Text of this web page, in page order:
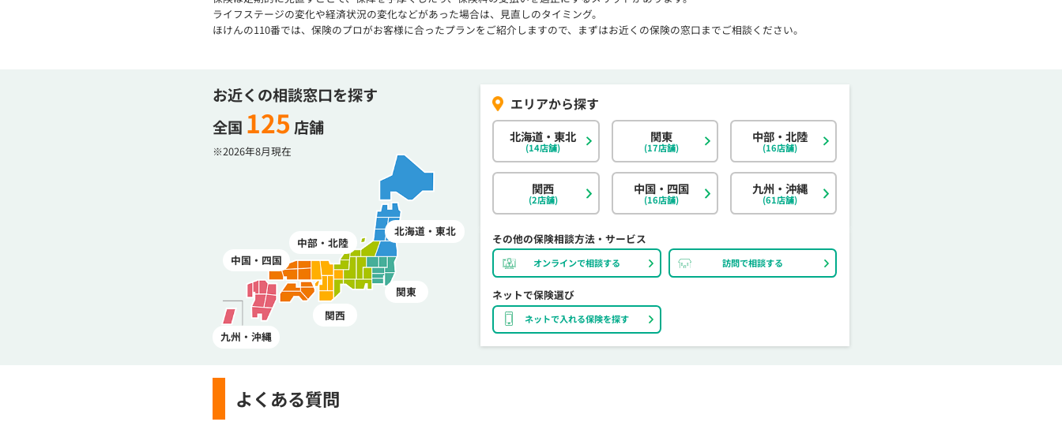
ライフステージの変化や経済状況の変化などがあった場合は、見直しのタイミング。
ほけんの110番では、保険のプロがお客様に合ったプランをご紹介しますので、まずはお近くの保険の窓口までご相談ください。
その他の保険相談方法・サービス
オンラインで相談する 訪問で相談する
ネットで保険選び
ネットで入れる保険を探す
お近くの相談窓口を探す
全国 125 店舗
北海道・東北
関東
中部・北陸
関西
中国・四国
九州・沖縄
北海道・東北
(14店舗)
関東
(17店舗)
中部・北陸
(16店舗)
関西
(2店舗)
中国・四国
(16店舗)
九州・沖縄
(61店舗)
※2026年8月現在
よくある質問